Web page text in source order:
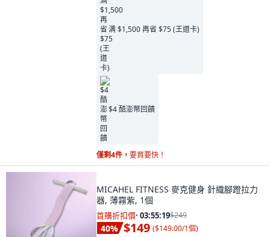
满 $1,500 再省 $75 (王道卡)
$4 酷澎幣回饋
僅剩4件， 要買要快！
MICAHEL FITNESS 麥克健身 針織腳蹬拉力
器, 薄霧紫, 1個
首購折扣價· 03:55:18$249
40% $149 ($149.00/1個)